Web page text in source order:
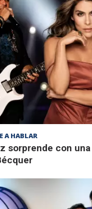
A HABLAR
sorprende con